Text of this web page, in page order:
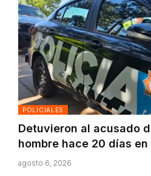
POLICIALES
Detuvieron al acusado
hombre hace 20 días en
agosto 6, 2026